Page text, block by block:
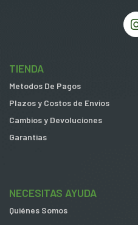
TIENDA
Metodos De Pagos
Plazos y Costos de Envios
Cambios y Devoluciones
Garantias
NECESITAS AYUDA
Quiénes Somos